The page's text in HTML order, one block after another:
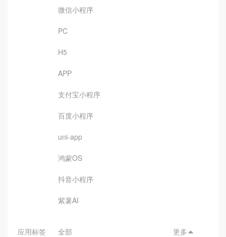
微信小程序
PC
H5
APP
支付宝小程序
百度小程序
uni-app
鸿蒙OS
抖音小程序
紫薯AI
应用标签 全部 更多 